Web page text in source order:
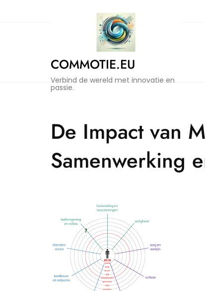
COMMOTIE.EU
Verbind de wereld met innovatie en
passie.
De Impact van
Samenwerking